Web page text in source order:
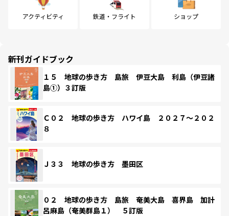
アクティビティ 鉄道・フライト ショップ
新刊ガイドブック
１５ 地球の歩き方 島旅 伊豆大島 利島（伊豆諸
島①）３訂版
Ｃ０２ 地球の歩き方 ハワイ島 ２０２７～２０２
８
Ｊ３３ 地球の歩き方 墨田区
０２ 地球の歩き方 島旅 奄美大島 喜界島 加計
呂麻島（奄美群島１） ５訂版